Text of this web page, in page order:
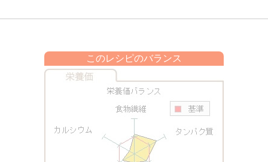
このレシピのバランス